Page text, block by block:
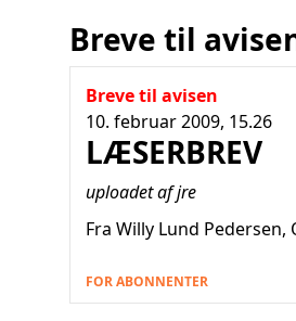
Breve til
Breve til avisen
10. februar 2009, 15.26
LÆSERBREV
uploadet af jre
Fra Willy Lund
FOR ABONNENTER